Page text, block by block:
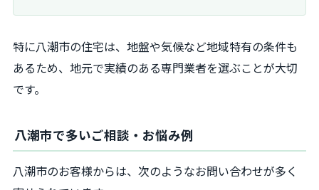
特に八潮市の住宅は、地盤や気候など地域特有の条件も
あるため、地元で実績のある専門業者を選ぶことが大切
です。
八潮市で多いご相談・お悩み例
八潮市のお客様からは、次のようなお問い合わせが多く